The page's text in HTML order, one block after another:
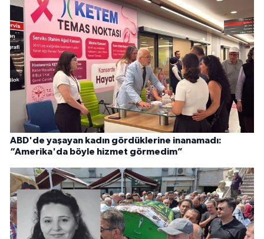
ABD'de yaşayan kadın gördüklerine inanamadı:
“Amerika'da böyle hizmet görmedim”